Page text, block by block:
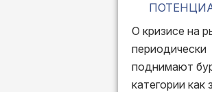
О кризисе на
периодически
поднимают
категории как